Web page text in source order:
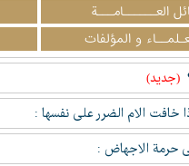
العــــــامـــة
و المؤلفات
(جدید)
خافت الام الضرر على نفسها :
حرمة الاجهاض :